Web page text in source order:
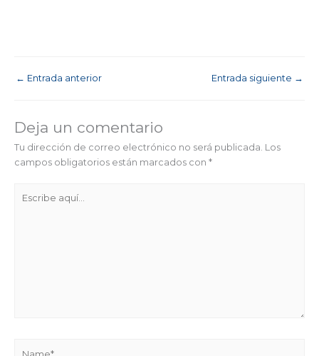
← Entrada anterior Entrada siguiente →
Deja un comentario
Tu dirección de correo electrónico no será publicada. Los
campos obligatorios están marcados con *
aquí...